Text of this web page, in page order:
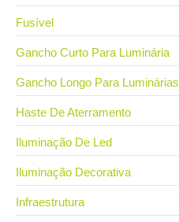
Fusível
Gancho Curto Para Luminária
Gancho Longo Para Luminárias
Haste De Aterramento
Iluminação De Led
Iluminação Decorativa
Infraestrutura